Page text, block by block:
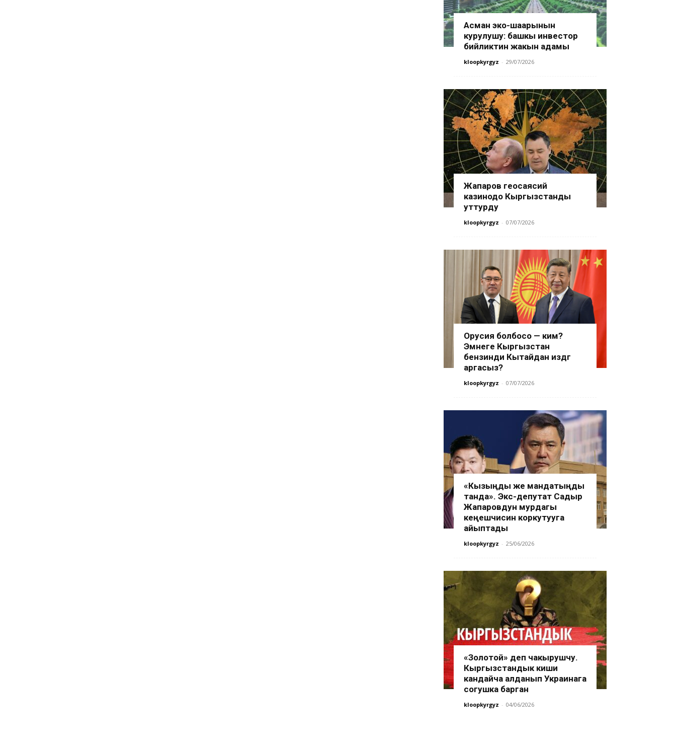
Асман эко-шаарынын
курулушу: башкы инвестор
бийликтин жакын адамы
kloopkyrgyz - 29/07/2026
Жапаров геосаясий
казинодо Кыргызстанды
уттурду
kloopkyrgyz - 07/07/2026
Орусия болбосо — ким?
Эмнеге Кыргызстан
бензинди Кытайдан издөөгө
аргасыз?
kloopkyrgyz - 07/07/2026
«Кызыңды же мандатыңды
танда». Экс-депутат Садыр
Жапаровдун мурдагы
кеңешчисин коркутууга
айыптады
kloopkyrgyz - 25/06/2026
«Золотой» деп чакырушчу.
Кыргызстандык киши
кандайча алданып Украинага
согушка барган
kloopkyrgyz - 04/06/2026